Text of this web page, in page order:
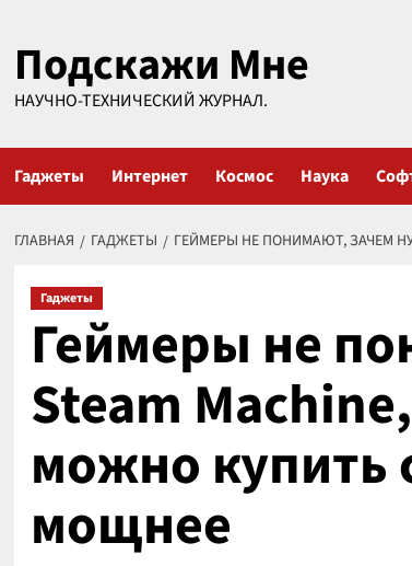
содержимому
Подскажи Мне
НАУЧНО-ТЕХНИЧЕСКИЙ ЖУРНАЛ.
Гаджеты Интернет Космос Наука
ГЛАВНАЯ ГАДЖЕТЫ ГЕЙМЕРЫ НЕ ПОНИМАЮТ, ЗАЧЕМ
Гаджеты
Геймеры не
Steam
можно купить
мощнее